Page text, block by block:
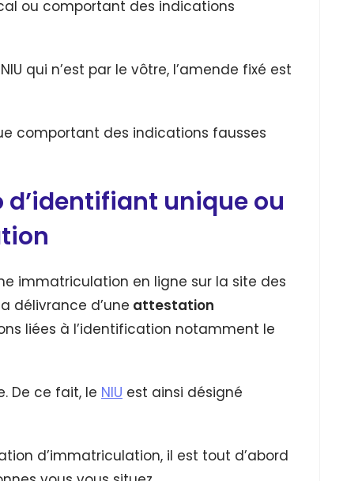
ou comportant des indications
qui n’est par le vôtre, l’amende fixé est
comportant des indications fausses
uniqueou
immatriculation en ligne sur la site des
délivrance d’une attestation
liées à l’identification notamment le
De ce fait, le NIU est ainsi désigné
d’immatriculation, il est tout d’abord